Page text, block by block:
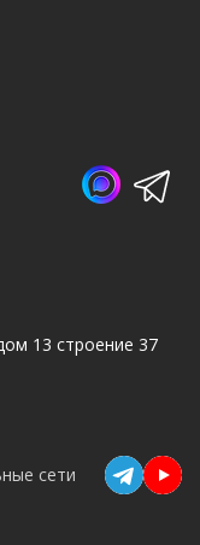
13 строение 37
сети